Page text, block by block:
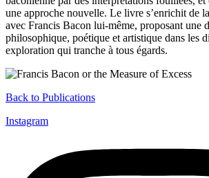
une approche nouvelle. Le livre s’enrichit de
avec Francis Bacon lui-même, proposant une
philosophique, poétique et artistique dans les
exploration qui tranche à tous égards.
Back to Publications
Instagram